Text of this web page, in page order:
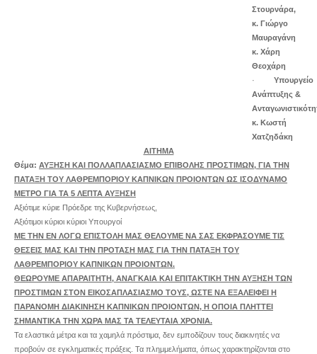
Στουρνάρα,
κ. Γιώργο
Μαυραγάνη
κ. Χάρη
Θεοχάρη
· Υπουργείο
Ανάπτυξης &
κ. Κωστή
Χατζηδάκη
ΑΙΤΗΜΑ
Θέμα: ΑΥΞΗΣΗ ΚΑΙ ΠΟΛΛΑΠΛΑΣΙΑΣΜΟ ΕΠΙΒΟΛΗΣ ΠΡΟΣΤΙΜΩΝ, ΓΙΑ ΤΗΝ
ΠΑΤΑΞΗ ΤΟΥ ΛΑΘΡΕΜΠΟΡΙΟΥ ΚΑΠΝΙΚΩΝ ΠΡΟΙΟΝΤΩΝ ΩΣ ΙΣΟΔΥΝΑΜΟ
ΜΕΤΡΟ ΓΙΑ ΤΑ 5 ΛΕΠΤΑ ΑΥΞΗΣΗ
Αξιότιμε κύριε Πρόεδρε της Κυβερνήσεως,
Αξιότιμοι κύριοι κύριοι Υπουργοί
ΜΕ ΤΗΝ ΕΝ ΛΟΓΩ ΕΠΙΣΤΟΛΗ ΜΑΣ ΘΕΛΟΥΜΕ ΝΑ ΣΑΣ ΕΚΦΡΑΣΟΥΜΕ ΤΙΣ
ΘΕΣΕΙΣ ΜΑΣ ΚΑΙ ΤΗΝ ΠΡΟΤΑΣΗ ΜΑΣ ΓΙΑ ΤΗΝ ΠΑΤΑΞΗ ΤΟΥ
ΛΑΘΡΕΜΠΟΡΙΟΥ ΚΑΠΝΙΚΩΝ ΠΡΟΙΟΝΤΩΝ.
ΘΕΩΡΟΥΜΕ ΑΠΑΡΑΙΤΗΤΗ, ΑΝΑΓΚΑΙΑ ΚΑΙ ΕΠΙΤΑΚΤΙΚΗ ΤΗΝ ΑΥΞΗΣΗ ΤΩΝ
ΠΡΟΣΤΙΜΩΝ ΣΤΟΝ ΕΙΚΟΣΑΠΛΑΣΙΑΣΜΟ ΤΟΥΣ, ΩΣΤΕ ΝΑ ΕΞΑΛΕΙΦΕΙ Η
ΠΑΡΑΝΟΜΗ ΔΙΑΚΙΝΗΣΗ ΚΑΠΝΙΚΩΝ ΠΡΟΙΟΝΤΩΝ, Η ΟΠΟΙΑ ΠΛΗΤΤΕΙ
ΣΗΜΑΝΤΙΚΑ ΤΗΝ ΧΩΡΑ ΜΑΣ ΤΑ ΤΕΛΕΥΤΑΙΑ ΧΡΟΝΙΑ.
Τα ελαστικά μέτρα και τα χαμηλά πρόστιμα, δεν εμποδίζουν τους διακινητές να
προβούν σε εγκληματικές πράξεις. Τα πλημμελήματα, όπως χαρακτηρίζονται στο